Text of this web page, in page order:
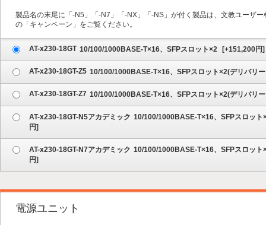
製品名の末尾に「-N5」「-N7」「-NX」「-NS」が付く製品は、文教ユーザ
の「キャンペーン」をご覧ください。
AT-x230-18GT 10/100/1000BASE-T×16、SFPスロット×2 [+151,200円]
AT-x230-18GT-Z5 10/100/1000BASE-T×16、SFPスロット×2(デリバリ
AT-x230-18GT-Z7 10/100/1000BASE-T×16、SFPスロット×2(デリバリ
AT-x230-18GT-N5アカデミック 10/100/1000BASE-T×16、SFPスロッ
円]
AT-x230-18GT-N7アカデミック 10/100/1000BASE-T×16、SFPスロッ
円]
電源ユニット